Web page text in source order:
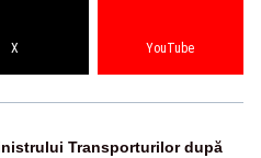
X YouTube
Transporturilor după